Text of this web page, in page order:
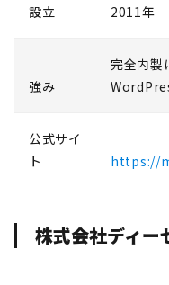
設立 2011年
強み
完全内製
公式サイ
ト
https://
株式会社ディー